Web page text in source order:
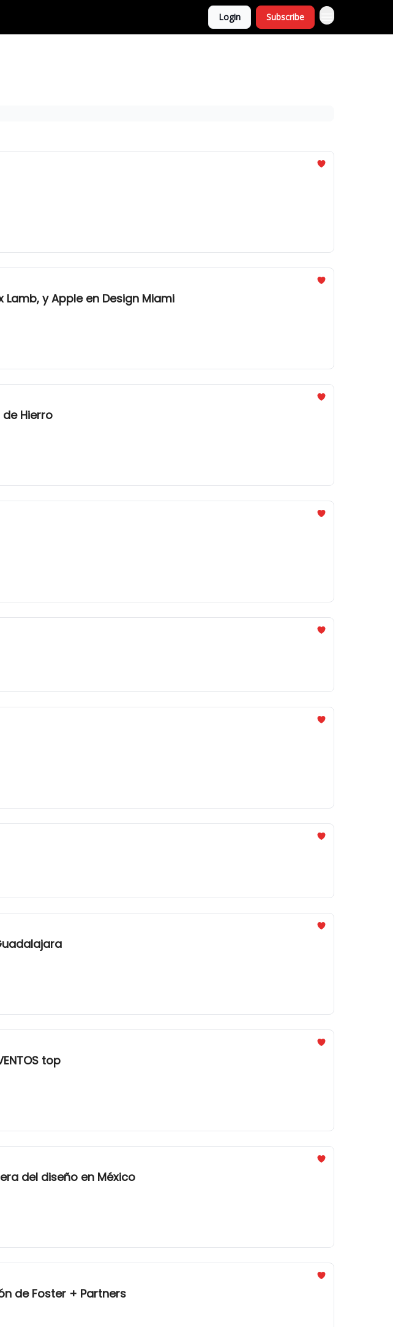
Login Subscribe
y Apple en Design Miami
Hierro
top
del diseño en México
de Foster + Partners